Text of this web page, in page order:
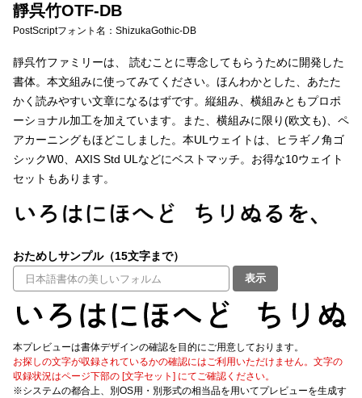
カート
マイページ
お気に入り
ご利用ガイド
よくあるご質問
お問い合わせ
宋朝体
教科書体 行書体
草書体 勘亭流
江戸文字 デザイン毛筆
すべてを表示
太さ・ウェイト
セット or 単体
文字種類
靜呉竹OTF-DB
PostScriptフォント名： ShizukaGothic-DB
靜呉竹ファミリーは、 読むことに専念してもらうために開発した
書体。本文組みに使ってみてください。ほんわかとした、あたた
かく読みやすい文章になるはずです。縦組み、横組みともプロポ
ーショナル加工を加えています。また、横組みに限り(欧文も)、ペ
アカーニングもほどこしました。本ULウェイトは、ヒラギノ角ゴ
シックW0、AXIS Std ULなどにベストマッチ。お得な10ウェイト
セットもあります。
おためしサンプル（15文字まで）
表示
本プレビューは書体デザインの確認を目的にご用意しております。
お探しの文字が収録されているかの確認にはご利用いただけません。文字の
収録状況はページ下部の [文字セット] にてご確認ください。
※システムの都合上、別OS用・別形式の相当品を用いてプレビューを生成す